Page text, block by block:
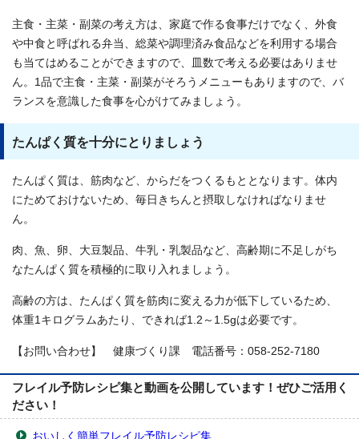
主食・主菜・副菜の考え方は、家庭で作る食事だけでなく、外食
や中食と呼ばれる弁当、総菜や調理済み食品などを利用する場合
も当てはめることができますので、皿数で考える必要はありませ
ん。1品で主食・主菜・副菜がそろうメニューもありますので、バ
ランスを意識した食事を心がけてみましょう。
たんぱく質を十分にとりましょう
たんぱく質は、筋肉など、からだをつくるもととなります。体内
にためておけないため、毎日きちんと摂取しなければなりませ
ん。
肉、魚、卵、大豆製品、牛乳・乳製品など、高齢期に不足しがち
なたんぱく質を積極的に取り入れましょう。
高齢の方は、たんぱく質を筋肉に変える力が低下しているため、
体重1キログラムあたり、できれば1.2～1.5gは必要です。
【お問い合わせ】 健康づくり課 電話番号：058-252-7180
フレイル予防レシピ集と動画を公開しています！ぜひご活用く
ださい！
おいしく簡単フレイル予防レシピ集